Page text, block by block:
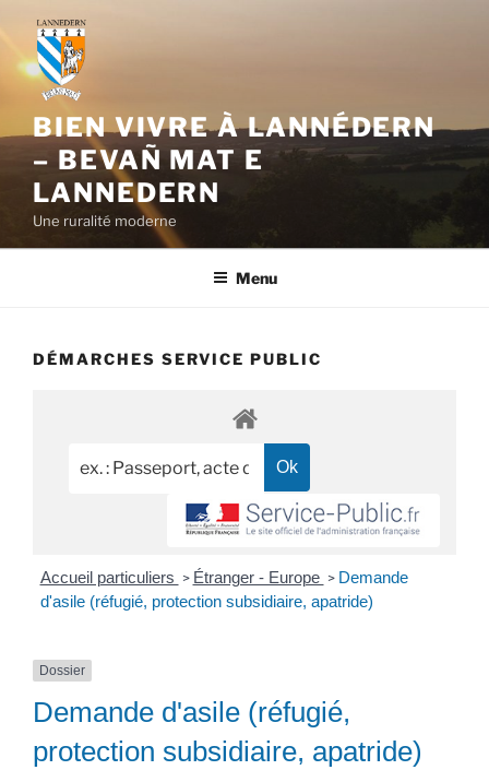
contenu
principal
BIEN VIVRE À LANNÉDERN
– BEVAÑ MAT E
LANNEDERN
Une ruralité moderne
Menu
DÉMARCHES SERVICE PUBLIC
Accueil particuliers > Étranger - Europe > Demande
d'asile (réfugié, protection subsidiaire, apatride)
Dossier
Demande d'asile (réfugié,
protection subsidiaire, apatride)